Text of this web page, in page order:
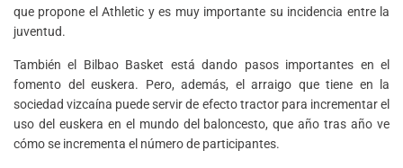
que propone el Athletic y es muy importante su incidencia entre la
juventud.
También el Bilbao Basket está dando pasos importantes en el
fomento del euskera. Pero, además, el arraigo que tiene en la
sociedad vizcaína puede servir de efecto tractor para incrementar el
uso del euskera en el mundo del baloncesto, que año tras año ve
cómo se incrementa el número de participantes.